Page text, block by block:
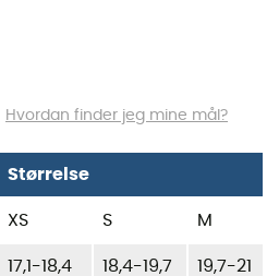
Hvordan finder jeg mine mål?
Størrelse
XS S M
17,1-18,4 18,4-19,7 19,7-21